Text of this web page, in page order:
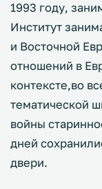
1993 году,
Институт
и Восточной
отношений в
контексте,во
тематической
войны
дней
двери.